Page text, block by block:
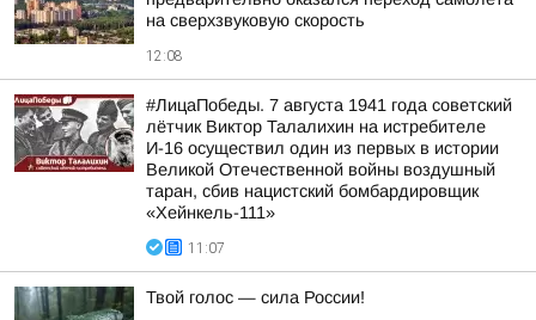
на сверхзвуковую скорость
12:08
#ЛицаПобеды. 7 августа 1941 года советский
лётчик Виктор Талалихин на истребителе
И-16 осуществил один из первых в истории
Великой Отечественной войны воздушный
таран, сбив нацистский бомбардировщик
«Хейнкель-111»
11:07
Твой голос — сила России!